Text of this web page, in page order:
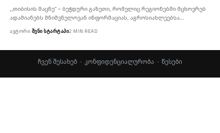
,,თიბისის მაცნე“ – ბეჭდური გაზეთი, რომელიც რეგიონებში მცხოვრებ
ადამიანებს მნიშვნელოვან ინფორმაციას, აგროსიახლეებსა…
ᲐᲕᲢᲝᲠᲘ:ᲨᲔᲜᲘ ᲡᲢᲐᲠᲢᲐᲞᲘ2 MIN READ
ჩვენ შესახებ · კონფიდენციალურობა · წესები